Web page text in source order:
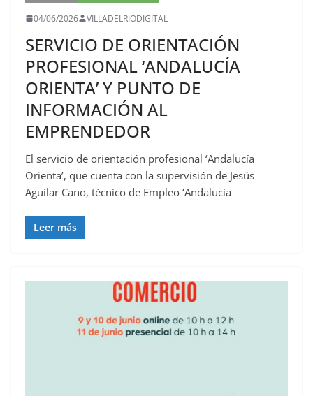
04/06/2026 VILLADELRIODIGITAL
SERVICIO DE ORIENTACIÓN
PROFESIONAL ‘ANDALUCÍA
ORIENTA’ Y PUNTO DE
INFORMACIÓN AL
EMPRENDEDOR
El servicio de orientación profesional ‘Andalucía
Orienta’, que cuenta con la supervisión de Jesús
Aguilar Cano, técnico de Empleo ‘Andalucía
Leer más